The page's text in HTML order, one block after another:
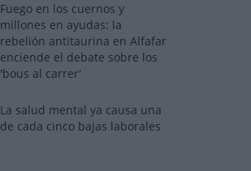
Fuego en los cuernos y
millones en ayudas: la
rebelión antitaurina en Alfafar
enciende el debate sobre los
'bous al carrer'
La salud mental ya causa una
de cada cinco bajas laborales